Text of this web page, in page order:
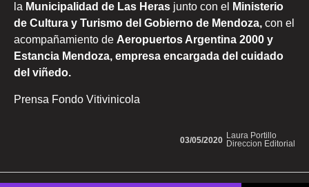
la Municipalidad de Las Heras junto con el
Ministerio
de Cultura y Turismo del Gobierno de Mendoza, con el
acompañamiento de Aeropuertos Argentina 2000 y
Estancia Mendoza, empresa encargada del cuidado
del viñedo.
Prensa Fondo Vitivinicola
Laura Portillo
Direccion Editorial
03/05/2020